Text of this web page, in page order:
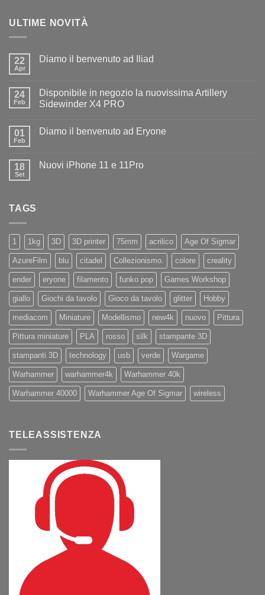
ULTIME NOVITÀ
22
Apr
Diamo il benvenuto ad Iliad
Diamo
il
benvenuto
24
Feb
Disponibile in negozio la nuovissima Artillery
Sidewinder X4 PRO
su
la
nuovissima
01
Feb
Diamo il benvenuto ad Eryone
Diamo
18
Set
Nuovi iPhone 11 e 11Pro
TAGS
1 1kg 3D 3D printer 75mm acrilico Age Of Sigmar
AzureFilm blu citadel Collezionismo. colore creality
ender eryone filamento funko pop Games Workshop
giallo Giochi da tavolo Gioco da tavolo glitter Hobby
mediacom Miniature Modellismo new4k nuovo Pittura
Pittura miniature PLA rosso silk stampante 3D
stampanti 3D technology usb verde Wargame
Warhammer warhammer4k Warhammer 40k
Warhammer 40000 Warhammer Age Of Sigmar wireless
TELEASSISTENZA